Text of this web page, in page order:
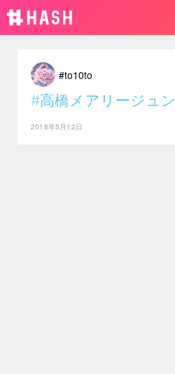
#to10to
#高橋メアリージュン
2018年5月12日